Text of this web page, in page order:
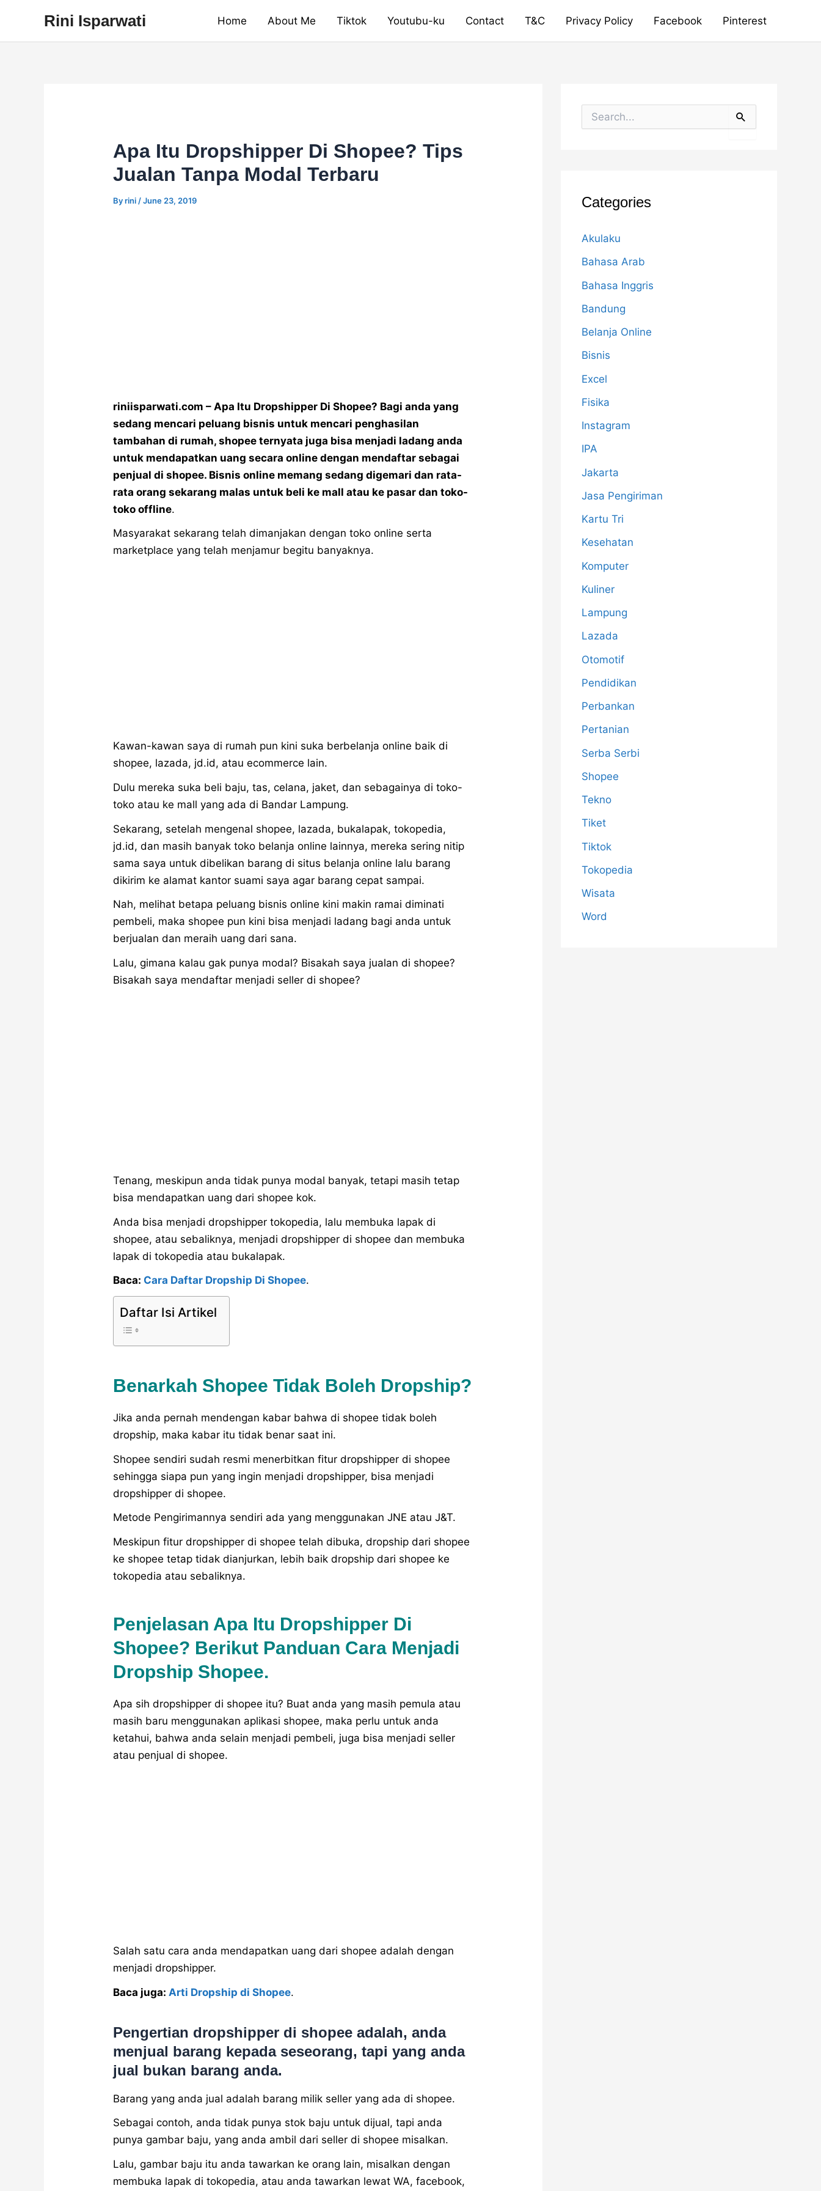
content
Rini Isparwati Home About Me Tiktok Youtubu-ku Contact T&C Privacy Policy Facebook Pinterest
Apa Itu Dropshipper Di Shopee? Tips
Jualan Tanpa Modal Terbaru
Byrini /June 23, 2019
riniisparwati.com – Apa Itu Dropshipper Di Shopee? Bagi anda yang
sedang mencari peluang bisnis untuk mencari penghasilan
tambahan di rumah, shopee ternyata juga bisa menjadi ladang anda
untuk mendapatkan uang secara online dengan mendaftar sebagai
penjual di shopee. Bisnis online memang sedang digemari dan rata-
rata orang sekarang malas untuk beli ke mall atau ke pasar dan toko-
toko offline.
Masyarakat sekarang telah dimanjakan dengan toko online serta
marketplace yang telah menjamur begitu banyaknya.
Kawan-kawan saya di rumah pun kini suka berbelanja online baik di
shopee, lazada, jd.id, atau ecommerce lain.
Dulu mereka suka beli baju, tas, celana, jaket, dan sebagainya di toko-
toko atau ke mall yang ada di Bandar Lampung.
Sekarang, setelah mengenal shopee, lazada, bukalapak, tokopedia,
jd.id, dan masih banyak toko belanja online lainnya, mereka sering nitip
sama saya untuk dibelikan barang di situs belanja online lalu barang
dikirim ke alamat kantor suami saya agar barang cepat sampai.
Nah, melihat betapa peluang bisnis online kini makin ramai diminati
pembeli, maka shopee pun kini bisa menjadi ladang bagi anda untuk
berjualan dan meraih uang dari sana.
Lalu, gimana kalau gak punya modal? Bisakah saya jualan di shopee?
Bisakah saya mendaftar menjadi seller di shopee?
Tenang, meskipun anda tidak punya modal banyak, tetapi masih tetap
bisa mendapatkan uang dari shopee kok.
Anda bisa menjadi dropshipper tokopedia, lalu membuka lapak di
shopee, atau sebaliknya, menjadi dropshipper di shopee dan membuka
lapak di tokopedia atau bukalapak.
Baca: Cara Daftar Dropship Di Shopee.
Daftar Isi Artikel
Benarkah Shopee Tidak Boleh Dropship?
Jika anda pernah mendengan kabar bahwa di shopee tidak boleh
dropship, maka kabar itu tidak benar saat ini.
Shopee sendiri sudah resmi menerbitkan fitur dropshipper di shopee
sehingga siapa pun yang ingin menjadi dropshipper, bisa menjadi
dropshipper di shopee.
Metode Pengirimannya sendiri ada yang menggunakan JNE atau J&T.
Meskipun fitur dropshipper di shopee telah dibuka, dropship dari shopee
ke shopee tetap tidak dianjurkan, lebih baik dropship dari shopee ke
tokopedia atau sebaliknya.
Penjelasan Apa Itu Dropshipper Di
Shopee? Berikut Panduan Cara Menjadi
Dropship Shopee.
Apa sih dropshipper di shopee itu? Buat anda yang masih pemula atau
masih baru menggunakan aplikasi shopee, maka perlu untuk anda
ketahui, bahwa anda selain menjadi pembeli, juga bisa menjadi seller
atau penjual di shopee.
Salah satu cara anda mendapatkan uang dari shopee adalah dengan
menjadi dropshipper.
Baca juga: Arti Dropship di Shopee.
Pengertian dropshipper di shopee adalah, anda
menjual barang kepada seseorang, tapi yang anda
jual bukan barang anda.
Barang yang anda jual adalah barang milik seller yang ada di shopee.
Sebagai contoh, anda tidak punya stok baju untuk dijual, tapi anda
punya gambar baju, yang anda ambil dari seller di shopee misalkan.
Lalu, gambar baju itu anda tawarkan ke orang lain, misalkan dengan
membuka lapak di tokopedia, atau anda tawarkan lewat WA, facebook,
o
rCategories
Akulaku
Bahasa Arab
Bahasa Inggris
Bandung
Belanja Online
Bisnis
Excel
Fisika
Instagram
IPA
Jakarta
Jasa Pengiriman
Kartu Tri
Kesehatan
Komputer
Kuliner
Lampung
Lazada
Otomotif
Pendidikan
Perbankan
Pertanian
Serba Serbi
Shopee
Tekno
Tiket
Tiktok
Tokopedia
Wisata
Word